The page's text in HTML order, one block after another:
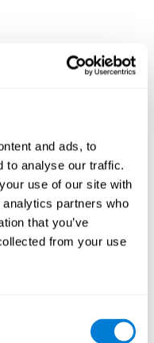
and ads, to
to analyse our traffic.
use of our site with
partners who
that you’ve
from your use
e 2 mulheres, com idade
do programa
de estarem isentos
ou relacionados ao
aplicado para conhecer os
cognitivo e
ao nível individual.
em seguida, os dados